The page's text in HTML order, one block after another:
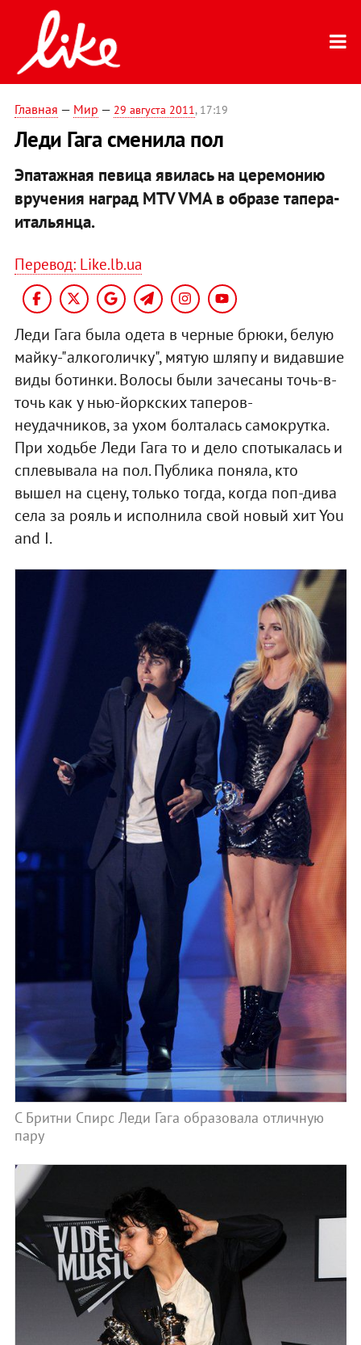
Главная — Мир — 29 августа 2011, 17:19
Леди Гага сменила пол
Эпатажная певица явилась на церемонию
вручения наград MTV VMA в образе тапера-
итальянца.
Перевод: Like.lb.ua
Леди Гага была одета в черные брюки, белую
майку-"алкоголичку", мятую шляпу и видавшие
виды ботинки. Волосы были зачесаны точь-в-
точь как у нью-йоркских таперов-
неудачников, за ухом болталась самокрутка.
При ходьбе Леди Гага то и дело спотыкалась и
сплевывала на пол. Публика поняла, кто
вышел на сцену, только тогда, когда поп-дива
села за рояль и исполнила свой новый хит You
and I.
С Бритни Спирс Леди Гага образовала отличную
пару